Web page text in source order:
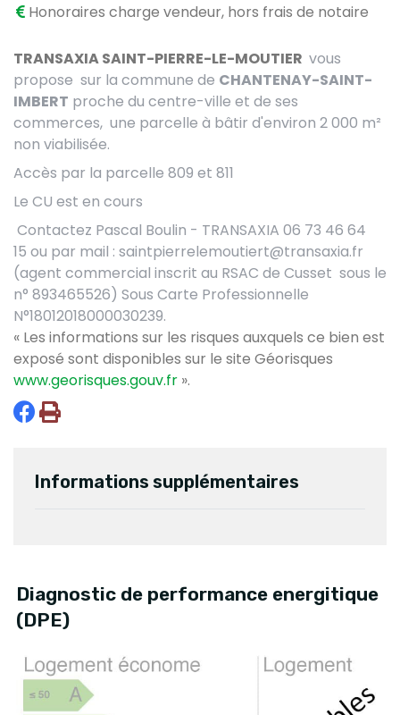
Honoraires charge vendeur, hors frais de notaire
TRANSAXIA SAINT-PIERRE-LE-MOUTIER vous
propose sur la commune de CHANTENAY-SAINT-
IMBERT proche du centre-ville et de ses
commerces, une parcelle à bâtir d'environ 2 000 m²
non viabilisée.
Accès par la parcelle 809 et 811
Le CU est en cours
Contactez Pascal Boulin - TRANSAXIA 06 73 46 64
15 ou par mail : saintpierrelemoutiert@transaxia.fr
(agent commercial inscrit au RSAC de Cusset sous le
n° 893465526) Sous Carte Professionnelle
N°18012018000030239.
« Les informations sur les risques auxquels ce bien est
exposé sont disponibles sur le site Géorisques
www.georisques.gouv.fr ».
Informations supplémentaires
Diagnostic de performance energitique
(DPE)